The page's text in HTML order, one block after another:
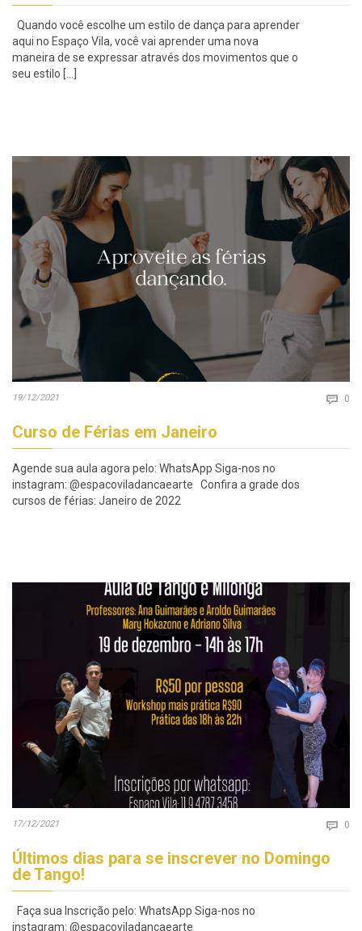
Quando você escolhe um estilo de dança para aprender
aqui no Espaço Vila, você vai aprender uma nova
maneira de se expressar através dos movimentos que o
seu estilo […]
19/12/2021  0
Curso de Férias em Janeiro
Agende sua aula agora pelo: WhatsApp Siga-nos no
instagram: @espacoviladancaearte Confira a grade dos
cursos de férias: Janeiro de 2022
17/12/2021  0
Últimos dias para se inscrever no Domingo
de Tango!
Faça sua Inscrição pelo: WhatsApp Siga-nos no
instagram: @espacoviladancaearte